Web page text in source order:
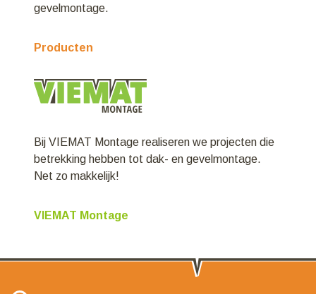
gevelmontage.
Producten
Bij VIEMAT Montage realiseren we projecten die
betrekking hebben tot dak- en gevelmontage.
Net zo makkelijk!
VIEMAT Montage